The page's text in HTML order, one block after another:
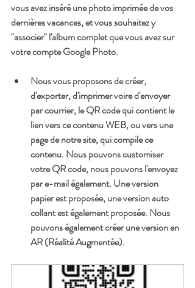
vous avez inséré une photo imprimée de vos
dernières vacances, et vous souhaitez y
"associer" l'album complet que vous avez sur
votre compte Google Photo.
Nous vous proposons de créer,
d'exporter, d'imprimer voire d'envoyer
par courrier, le QR code qui contient le
lien vers ce contenu WEB, ou vers une
page de notre site, qui compile ce
contenu. Nous pouvons customiser
votre QR code, nous pouvons l'envoyez
par e-mail également. Une version
papier est proposée, une version auto
collant est également proposée. Nous
pouvons également créer une version en
AR (Réalité Augmentée).